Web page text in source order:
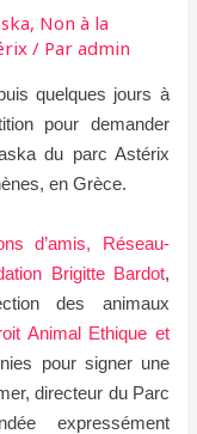
, Non à la
/ Paradmin
quelques jours à
pour demander
du parc Astérix
en Grèce.
d’amis,
Réseau-
Brigitte Bardot,
des animaux
Animal Ethique et
pour signer une
directeur du Parc
expressément